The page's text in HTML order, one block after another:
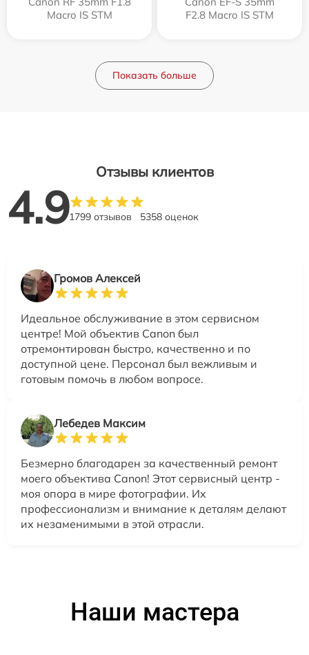
Macro IS STM
F2.8 Macro IS STM
Показать больше
Отзывы клиентов
4.91799 отзывов 5358 оценок
Громов Алексей
Идеальное обслуживание в этом сервисном
центре! Мой объектив Canon был
отремонтирован быстро, качественно и по
доступной цене. Персонал был вежливым и
готовым помочь в любом вопросе.
Лебедев Максим
Безмерно благодарен за качественный ремонт
моего объектива Canon! Этот сервисный центр -
моя опора в мире фотографии. Их
профессионализм и внимание к деталям делают
их незаменимыми в этой отрасли.
Наши мастера